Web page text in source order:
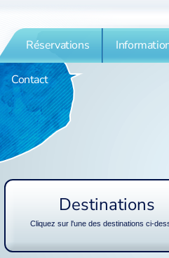
Réservations
Contact
Destinations
Cliquez sur l'une des destinations ci-